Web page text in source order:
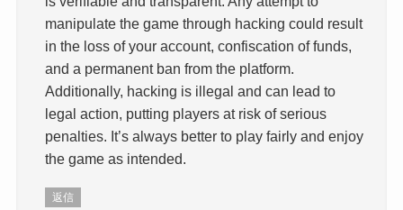
manipulate the game through hacking could result
in the loss of your account, confiscation of funds,
and a permanent ban from the platform.
Additionally, hacking is illegal and can lead to
legal action, putting players at risk of serious
penalties. It’s always better to play fairly and enjoy
the game as intended.
返信